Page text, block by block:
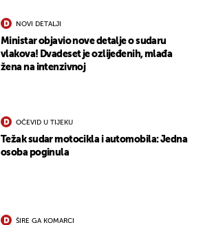
NOVI DETALJI
Ministar objavio nove detalje o sudaru
vlakova! Dvadeset je ozlijeđenih, mlađa
žena na intenzivnoj
OČEVID U TIJEKU
Težak sudar motocikla i automobila: Jedna
osoba poginula
ŠIRE GA KOMARCI